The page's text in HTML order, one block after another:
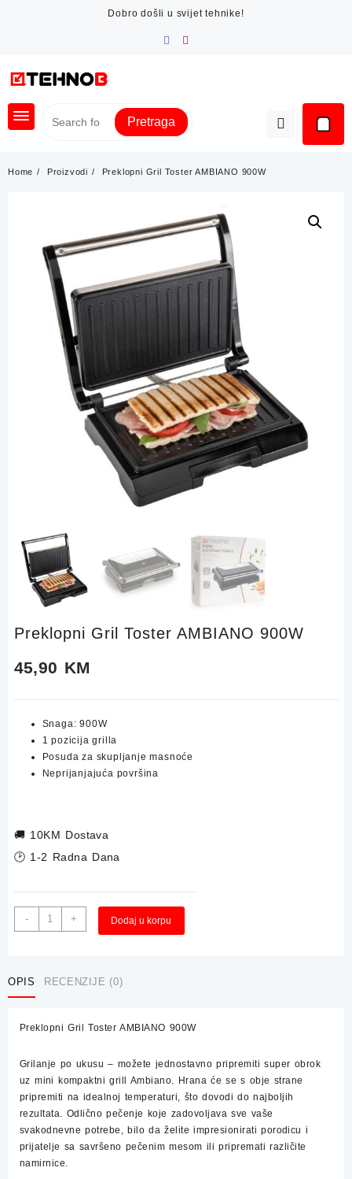
Dobro došli u svijet tehnike!
Pretraga
Home Proizvodi Preklopni Gril Toster AMBIANO 900W
Preklopni Gril Toster AMBIANO 900W
45,90 KM
Snaga: 900W
1 pozicija grilla
Posuda za skupljanje masnoće
Neprijanjajuća površina
🚚 10KM Dostava
🕑 1-2 Radna Dana
-
Preklopni
Gril
900W
+ Dodaj u korpu
OPIS RECENZIJE (0)
Preklopni Gril Toster AMBIANO 900W
Grilanje po ukusu – možete jednostavno pripremiti super obrok
uz mini kompaktni grill Ambiano. Hrana će se s obje strane
pripremiti na idealnoj temperaturi, što dovodi do najboljih
rezultata. Odlično pečenje koje zadovoljava sve vaše
svakodnevne potrebe, bilo da želite impresionirati porodicu i
prijatelje sa savršeno pečenim mesom ili pripremati različite
namirnice.